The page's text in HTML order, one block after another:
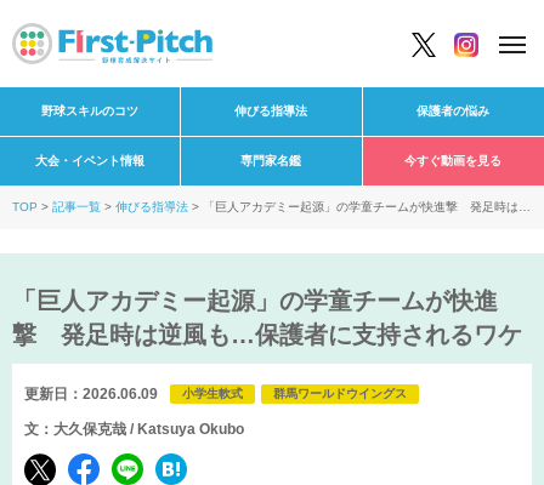
野球スキルのコツ 伸びる指導法 保護者の悩み
大会・イベント情報 専門家名鑑 今すぐ動画を見る
TOP 記事一覧 伸びる指導法
「巨人アカデミー起源」の学童チームが快進撃 発足時は逆
「巨人アカデミー起源」の学童チームが快進
撃 発足時は逆風も…保護者に支持されるワケ
更新日：2026.06.09 小学生軟式 群馬ワールドウイングス
文：大久保克哉 / Katsuya Okubo